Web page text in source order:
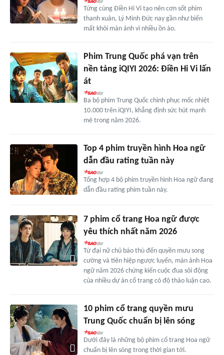
Từng cùng Điền Hi Vi tạo nên cơn sốt phim
thanh xuân, Lý Minh Đức nay gần như biến
mất khỏi màn ảnh vì nhiều ồn ào.
Phim Trung Quốc phá vạn trên
nền tảng iQIYI 2026: Điền Hi Vi lấn
át
Ba bộ phim Trung Quốc chinh phục mốc nhiệt
10.000 trên iQIYI, khẳng định sức hút mạnh
mẽ trong năm 2026.
Top 4 phim truyền hình Hoa ngữ
dẫn đầu rating tuần này
Tổng hợp 4 bộ phim truyền hình Hoa ngữ đang
dẫn đầu rating phim tuần này.
7 phim cổ trang Hoa ngữ được
yêu thích nhất năm 2026
Từ đại nữ chủ báo thù đến quyền mưu song
cường và tiên hiệp ngược luyến, màn ảnh Hoa
ngữ năm 2026 chứng kiến cuộc đua sôi động
của nhiều dự án cổ trang có độ thảo luận cao.
10 phim cổ trang quyền mưu
Trung Quốc chuẩn bị lên sóng
Dưới đây là những bộ phim cổ trang Hoa ngữ
chuẩn bị lên sóng trong thời gian tới.